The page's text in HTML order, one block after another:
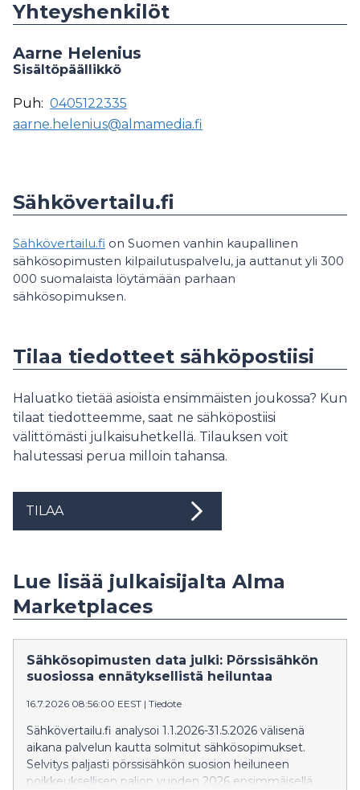
Yhteyshenkilöt
Aarne Helenius
Sisältöpäällikkö
Puh: 0405122335
aarne.helenius@almamedia.fi
Sähkövertailu.fi
Sähkövertailu.fi on Suomen vanhin kaupallinen
sähkösopimusten kilpailutuspalvelu, ja auttanut yli 300
000 suomalaista löytämään parhaan
sähkösopimuksen.
Tilaa tiedotteet sähköpostiisi
Haluatko tietää asioista ensimmäisten joukossa? Kun
tilaat tiedotteemme, saat ne sähköpostiisi
välittömästi julkaisuhetkellä. Tilauksen voit
halutessasi perua milloin tahansa.
TILAA
Lue lisää julkaisijalta Alma
Marketplaces
Sähkösopimusten data julki: Pörssisähkön
suosiossa ennätyksellistä heiluntaa
16.7.2026 08:56:00 EEST | Tiedote
Sähkövertailu.fi analysoi 1.1.2026-31.5.2026 välisenä
aikana palvelun kautta solmitut sähkösopimukset.
Selvitys paljasti pörssisähkön suosion heiluneen
poikkeuksellisen paljon vuoden 2026 ensimmäisellä